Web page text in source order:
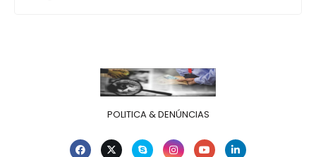
POLITICA & DENÚNCIAS